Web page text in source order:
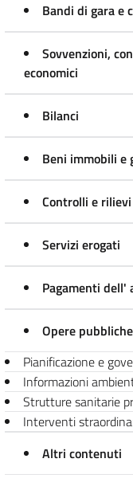
Bandi di gara e
Sovvenzioni,
economici
Bilanci
Beni immobili e
Controlli e
Servizi erogati
Pagamenti dell'
Opere pubbliche
Pianificazione e
Informazioni
Strutture sanitarie
Interventi
Altri contenuti